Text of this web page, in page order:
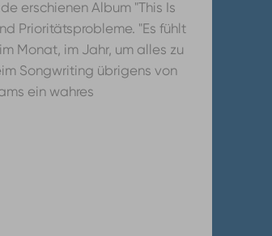
erschienen Album "This Is
Prioritätsprobleme. "Es fühlt
Monat, im Jahr, um alles zu
Songwriting übrigens von
ein wahres